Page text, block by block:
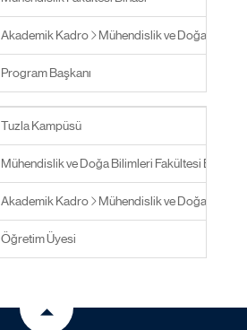
Akademik Kadro Mühendislik ve Doğa
Program Başkanı
Tuzla Kampüsü
Mühendislik ve Doğa Bilimleri Fakültesi Binası
Akademik Kadro Mühendislik ve Doğa
Öğretim Üyesi